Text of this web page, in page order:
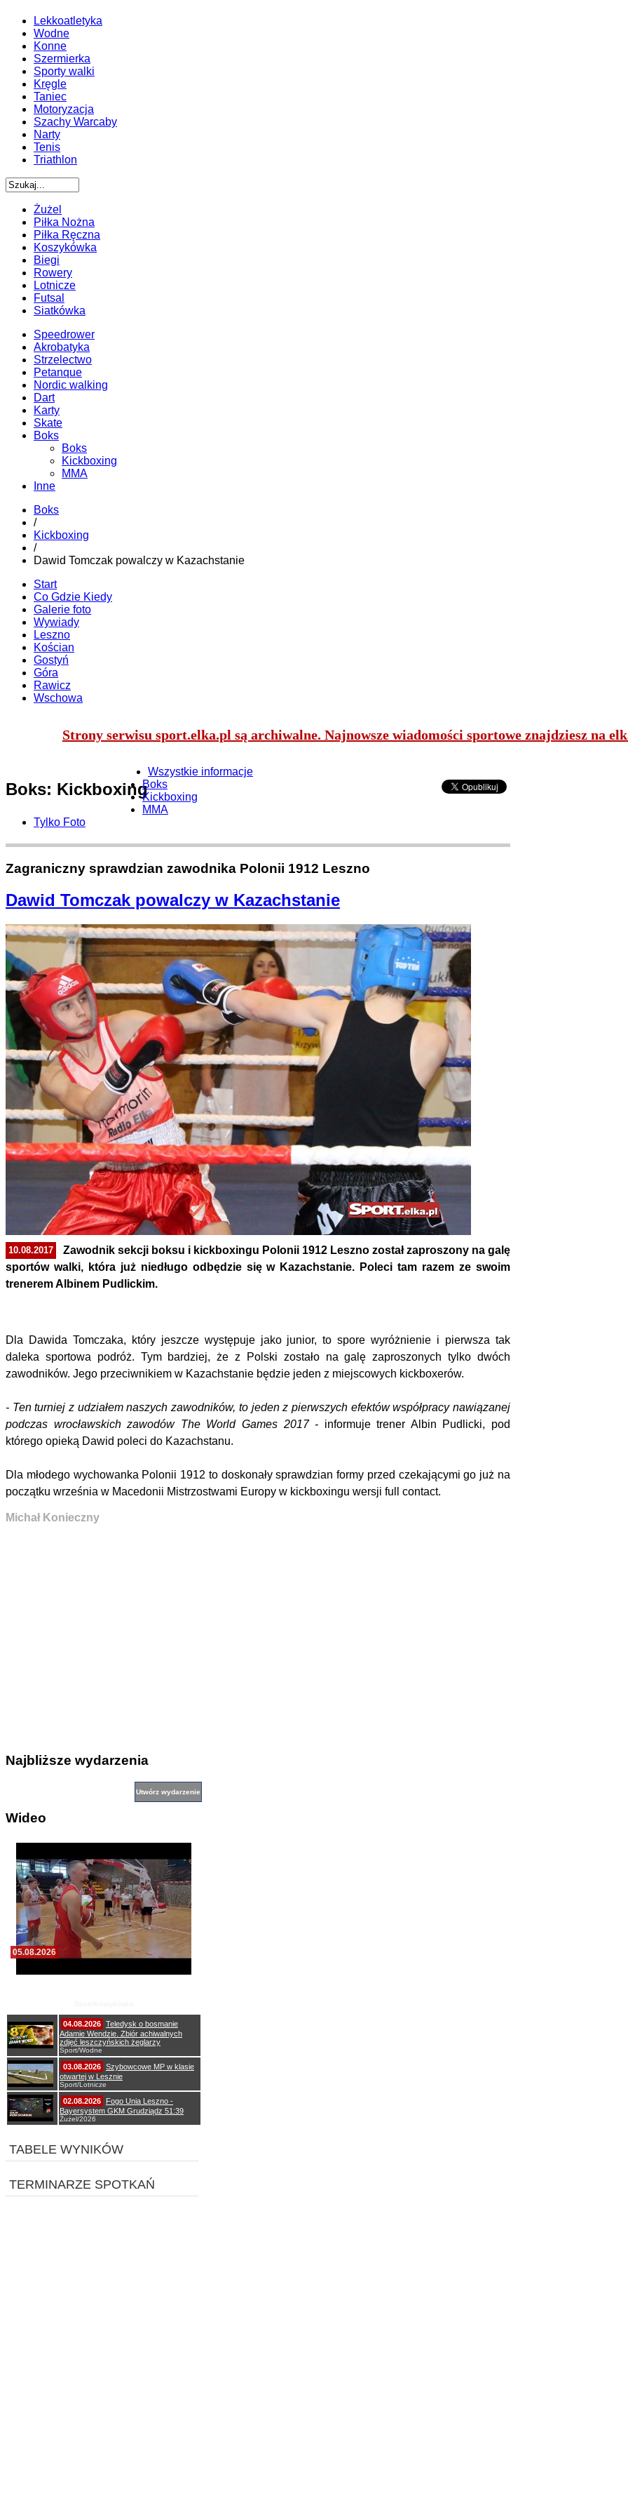
Lekkoatletyka
Wodne
Konne
Szermierka
Sporty walki
Kręgle
Taniec
Motoryzacja
Szachy Warcaby
Narty
Tenis
Triathlon
Żużel
Piłka Nożna
Piłka Ręczna
Koszykówka
Biegi
Rowery
Lotnicze
Futsal
Siatkówka
Speedrower
Akrobatyka
Strzelectwo
Petanque
Nordic walking
Dart
Karty
Skate
Boks
Boks
Kickboxing
MMA
Inne
Boks
/
Kickboxing
/
Dawid Tomczak powalczy w Kazachstanie
Start
Co Gdzie Kiedy
Galerie foto
Wywiady
Leszno
Kościan
Gostyń
Góra
Rawicz
Wschowa
Strony serwisu sport.elka.pl są archiwalne. Najnowsze wiadomości sportowe znajdziesz na
Boks: Kickboxing
Wszystkie informacje
Boks
Kickboxing
MMA
Tylko Foto
Zagraniczny sprawdzian zawodnika Polonii 1912 Leszno
Dawid Tomczak powalczy w Kazachstanie
10.08.2017
Zawodnik sekcji boksu i kickboxingu Polonii 1912 Leszno został zaproszony na galę
sportów walki, która już niedługo odbędzie się w Kazachstanie. Poleci tam razem ze swoim
trenerem Albinem Pudlickim.
Dla Dawida Tomczaka, który jeszcze występuje jako junior, to spore wyróżnienie i pierwsza tak
daleka sportowa podróż. Tym bardziej, że z Polski zostało na galę zaproszonych tylko dwóch
zawodników. Jego przeciwnikiem w Kazachstanie będzie jeden z miejscowych kickboxerów.
- Ten turniej z udziałem naszych zawodników, to jeden z pierwszych efektów współpracy nawiązanej
podczas wrocławskich zawodów The World Games 2017 - informuje trener Albin Pudlicki, pod
którego opieką Dawid poleci do Kazachstanu.
Dla młodego wychowanka Polonii 1912 to doskonały sprawdzian formy przed czekającymi go już na
początku września w Macedonii Mistrzostwami Europy w kickboxingu wersji full contact.
Michał Konieczny
Najbliższe wydarzenia
Wideo
05.08.2026
04.08.2026 Teledysk o bosmanie
Adamie Wendzie. Zbiór achiwalnych
zdjęć leszczyńskich żeglarzy
Sport/Wodne
03.08.2026 Szybowcowe MP w klasie
otwartej w Lesznie
Sport/Lotnicze
02.08.2026
Fogo Unia Leszno -
Bayersystem GKM Grudziądz 51:39
Żużel/2026
TABELE WYNIKÓW
TERMINARZE SPOTKAŃ